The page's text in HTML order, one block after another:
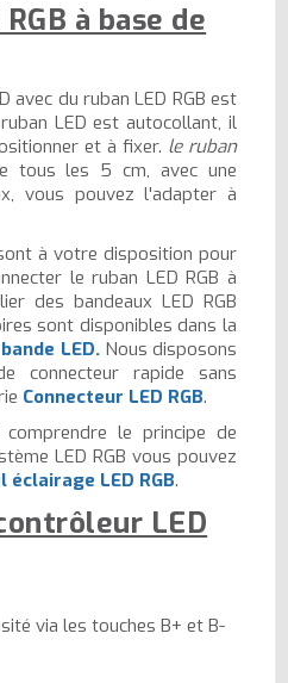
à base de
avec du ruban LED RGB est
LED est autocollant, il
et à fixer. le ruban
tous les 5 cm, avec une
vous pouvez l'adapter à
à votre disposition pour
le ruban LED RGB à
des bandeaux LED RGB
sont disponibles dans la
LED.Nous disposons
connecteur rapide sans
Connecteur LED RGB.
le principe de
LED RGB vous pouvez
éclairage LED RGB.
LED
via les touches B+ et B-